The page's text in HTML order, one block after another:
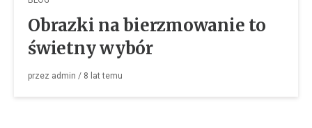
Obrazki na bierzmowanie to
świetny wybór
przez admin / 8 lat temu